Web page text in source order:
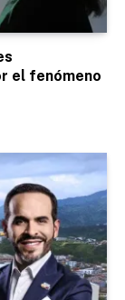
el fenómeno